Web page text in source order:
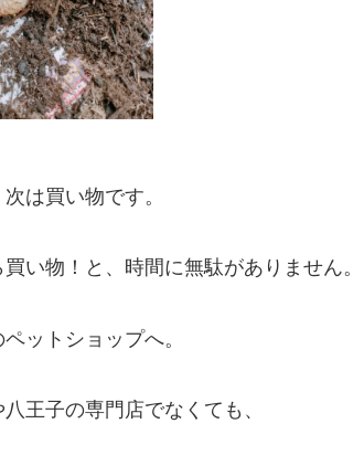
は買い物です。
い物！と、時間に無駄がありません。
ットショップへ。
王子の専門店でなくても、